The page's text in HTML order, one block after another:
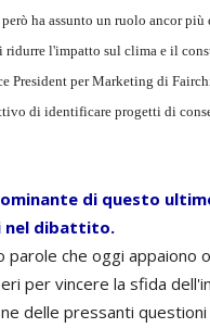
ha assunto un ruolo ancor
l'impatto sul clima e il
President per Marketing di
di identificare progetti di
di questo
nel dibattito.
che oggi appaiono
per vincere la sfida
delle pressanti